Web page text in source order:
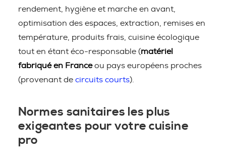
rendement, hygiène et marche en avant,
optimisation des espaces, extraction, remises en
température, produits frais, cuisine écologique
tout en étant éco-responsable (matériel
fabriqué en Franceou pays européens proches
(provenant de circuits courts).
Normes sanitaires les plus
exigeantes pour votre cuisine
pro